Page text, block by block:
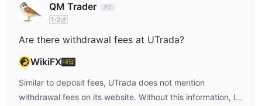
account is ideal. However, for those who prefer not to pay
commissions, the Premium and Standard accounts might
be a better fit, even with the higher spreads. As a trader, I
commissions, and UTrada provides flexibility depending
on my trading preferences.
QM Trader
1-2년
Are there withdrawal fees at UTrada?
WikiFX대답
Similar to deposit fees, UTrada does not mention
withdrawal fees on its website. Without this information, I